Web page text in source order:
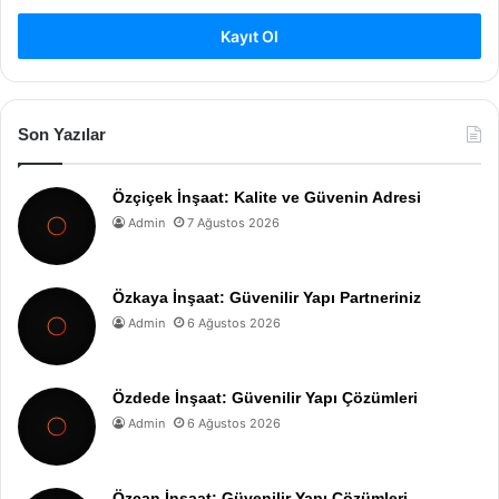
Kayıt Ol
Son Yazılar
Özçiçek İnşaat: Kalite ve Güvenin Adresi
Admin 7 Ağustos 2026
Özkaya İnşaat: Güvenilir Yapı Partneriniz
Admin 6 Ağustos 2026
Özdede İnşaat: Güvenilir Yapı Çözümleri
Admin 6 Ağustos 2026